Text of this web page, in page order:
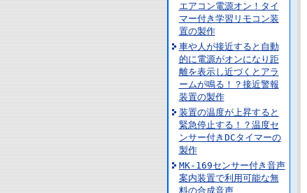
エアコン電源オン！タイ
マー付き学習リモコン装
置の製作
車や人が接近すると自動
的に電源がオンになり距
離を表示し近づくとアラ
ームが鳴る！？接近警報
装置の製作
装置の温度が上昇すると
緊急停止する！？温度セ
ンサー付きDCタイマーの
製作
MK-169センサー付き音声
案内装置で利用可能な無
料の合成音声